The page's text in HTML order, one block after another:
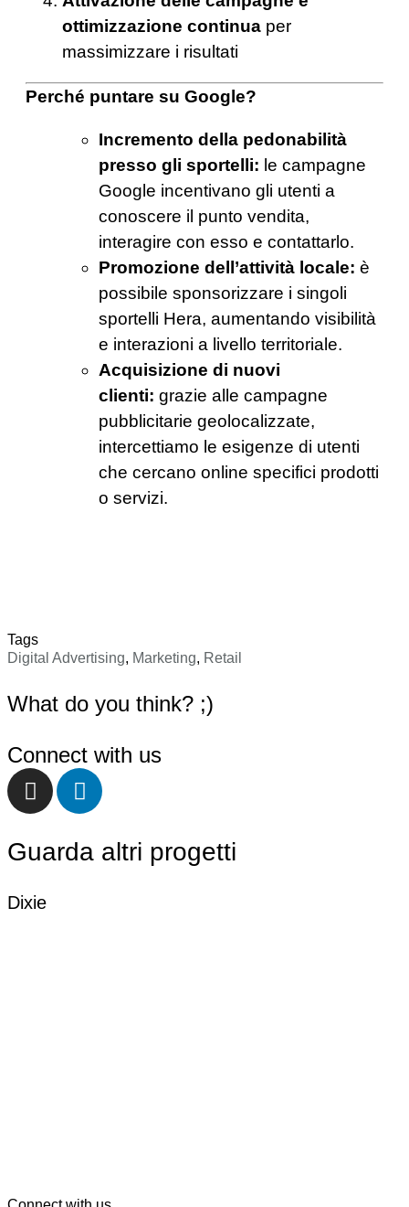
ottimizzazione continua per
massimizzare i risultati
Perché puntare su Google?
Incremento della pedonabilità
presso gli sportelli: le campagne
Google incentivano gli utenti a
conoscere il punto vendita,
interagire con esso e contattarlo.
Promozione dell’attività locale: è
possibile sponsorizzare i singoli
sportelli Hera, aumentando visibilità
e interazioni a livello territoriale.
Acquisizione di nuovi
clienti: grazie alle campagne
pubblicitarie geolocalizzate,
intercettiamo le esigenze di utenti
che cercano online specifici prodotti
o servizi.
Tags
Digital Advertising, Marketing, Retail
What do you think? ;)
Connect with us
Guarda altri progetti
Dixie